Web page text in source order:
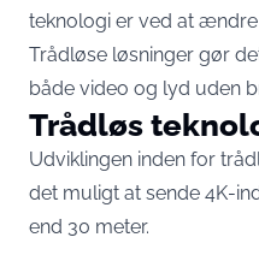
teknologi er ved at ændre
Trådløse løsninger gør
både video og lyd uden
Trådløs
Udviklingen inden for
det muligt at sende 4K-
end 30 meter.